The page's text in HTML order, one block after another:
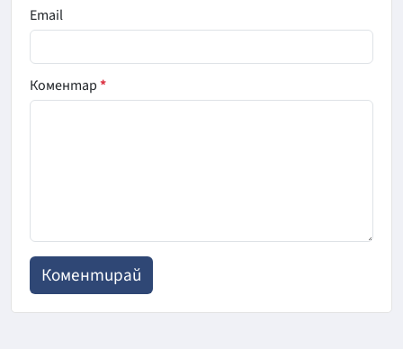
Email
Коментар*